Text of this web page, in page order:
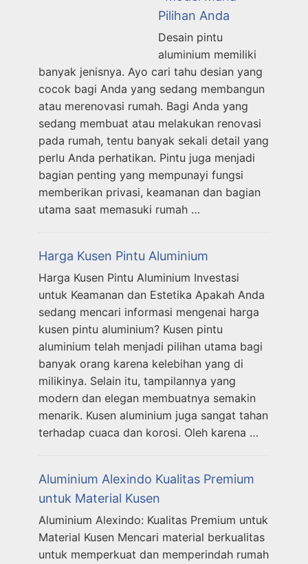
Pilihan Anda
Desain pintu
aluminium memiliki
banyak jenisnya. Ayo cari tahu desian yang
cocok bagi Anda yang sedang membangun
atau merenovasi rumah. Bagi Anda yang
sedang membuat atau melakukan renovasi
pada rumah, tentu banyak sekali detail yang
perlu Anda perhatikan. Pintu juga menjadi
bagian penting yang mempunayi fungsi
memberikan privasi, keamanan dan bagian
utama saat memasuki rumah …
Harga Kusen Pintu Aluminium
Harga Kusen Pintu Aluminium Investasi
untuk Keamanan dan Estetika Apakah Anda
sedang mencari informasi mengenai harga
kusen pintu aluminium? Kusen pintu
aluminium telah menjadi pilihan utama bagi
banyak orang karena kelebihan yang di
milikinya. Selain itu, tampilannya yang
modern dan elegan membuatnya semakin
menarik. Kusen aluminium juga sangat tahan
terhadap cuaca dan korosi. Oleh karena …
Aluminium Alexindo Kualitas Premium
untuk Material Kusen
Aluminium Alexindo: Kualitas Premium untuk
Material Kusen Mencari material berkualitas
untuk memperkuat dan memperindah rumah